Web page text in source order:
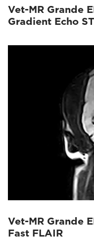
Vet-MR Grande
Gradient Echo
Vet-MR Grande
Fast FLAIR